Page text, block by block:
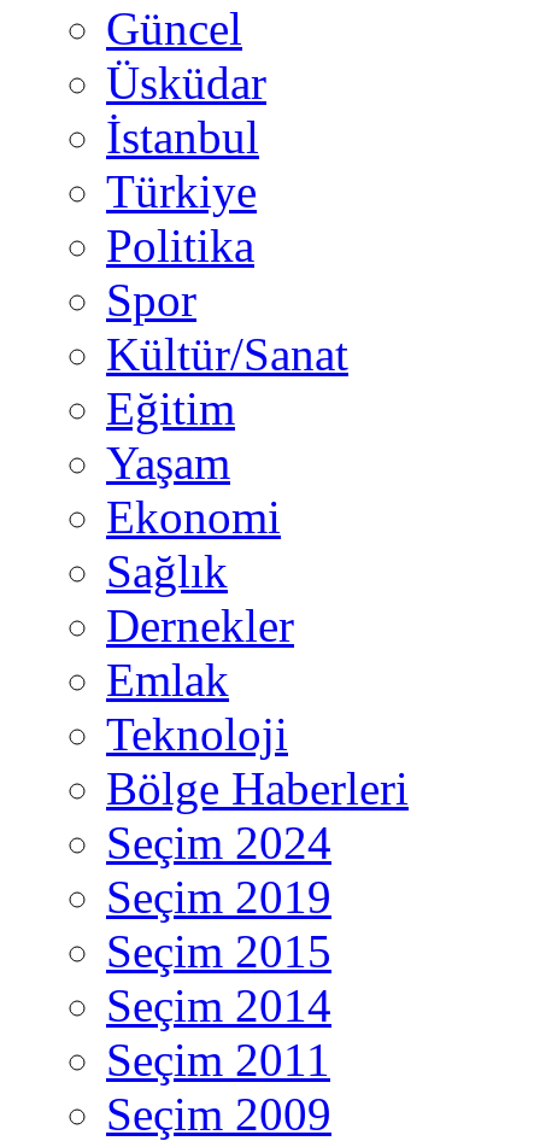
Güncel
Üsküdar
İstanbul
Türkiye
Politika
Spor
Kültür/Sanat
Eğitim
Yaşam
Ekonomi
Sağlık
Dernekler
Emlak
Teknoloji
Bölge Haberleri
Seçim 2024
Seçim 2019
Seçim 2015
Seçim 2014
Seçim 2011
Seçim 2009